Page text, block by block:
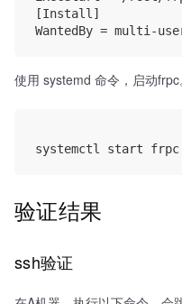
[Install]
使用 systemd 命令，启动frpc
验证结果
ssh验证